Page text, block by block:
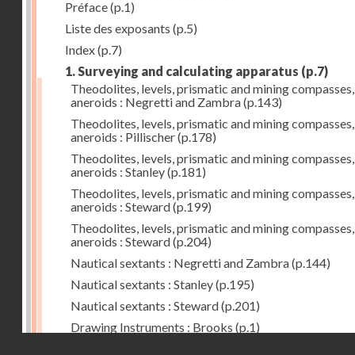
Préface(p.1)
Liste des exposants (p.5)
Index(p.7)
1. Surveying and calculating apparatus (p.7)
Theodolites, levels, prismatic and mining compasses,
aneroids : Negretti and Zambra(p.143)
Theodolites, levels, prismatic and mining compasses,
aneroids : Pillischer(p.178)
Theodolites, levels, prismatic and mining compasses,
aneroids : Stanley(p.181)
Theodolites, levels, prismatic and mining compasses,
aneroids : Steward(p.199)
Theodolites, levels, prismatic and mining compasses,
aneroids : Steward(p.204)
Nautical sextants : Negretti and Zambra(p.144)
Nautical sextants : Stanley(p.195)
Nautical sextants : Steward(p.201)
Drawing Instruments : Brooks (p.1)